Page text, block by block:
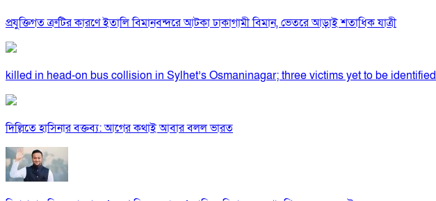
প্রযুক্তিগত ত্রুটির কারণে ইতালি বিমানবন্দরে আটকা ঢাকাগামী বিমান, ভেতরে আড়াই শতাধিক যাত্রী
killed in head-on bus collision in Sylhet’s Osmaninagar; three victims yet to be identified
দিল্লিতে হাসিনার বক্তব্য: আগের কথাই আবার বলল ভারত